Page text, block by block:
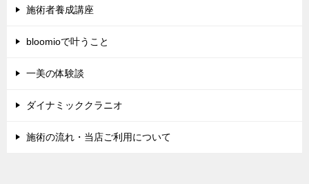
施術者養成講座
bloomioで叶うこと
一美の体験談
ダイナミッククラニオ
施術の流れ・当店ご利用について